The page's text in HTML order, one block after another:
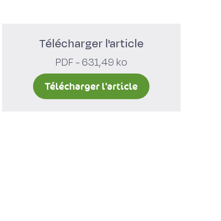
Télécharger l'article
PDF - 631,49 ko
Télécharger l'article